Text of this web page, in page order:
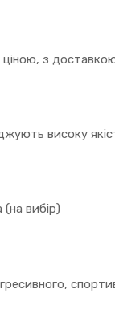
з доставкою
високу
вибір)